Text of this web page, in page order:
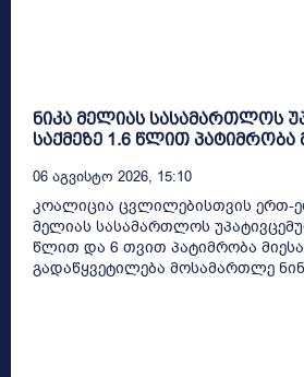
ნიკა მელიას სასამართლოს
საქმეზე 1.6 წლით პატიმრობა
06 Აგვისტო 2026, 15:10
კოალიცია ცვლილებისთვის ერთ-
მელიას სასამართლოს
წლით და 6 თვით პატიმრობა
გადაწყვეტილება მოსამართლე